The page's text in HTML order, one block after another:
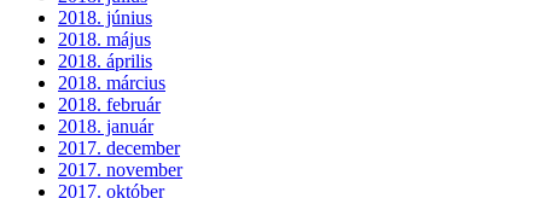
2018. június
2018. május
2018. április
2018. március
2018. február
2018. január
2017. december
2017. november
2017. október